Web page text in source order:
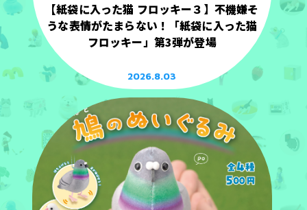
【紙袋に入った猫 フロッキー３】不機嫌そ
うな表情がたまらない！「紙袋に入った猫
フロッキー」第3弾が登場
2026.8.03